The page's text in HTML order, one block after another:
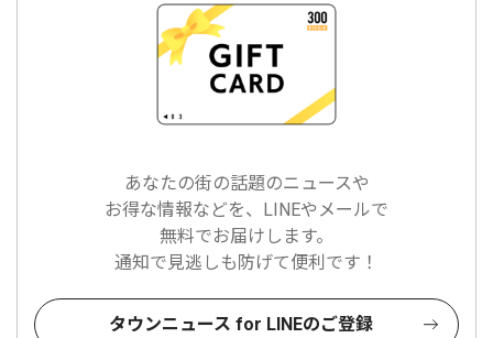
あなたの街の話題のニュースや
お得な情報などを、LINEやメールで
無料でお届けします。
通知で見逃しも防げて便利です！
タウンニュース for LINEのご登録